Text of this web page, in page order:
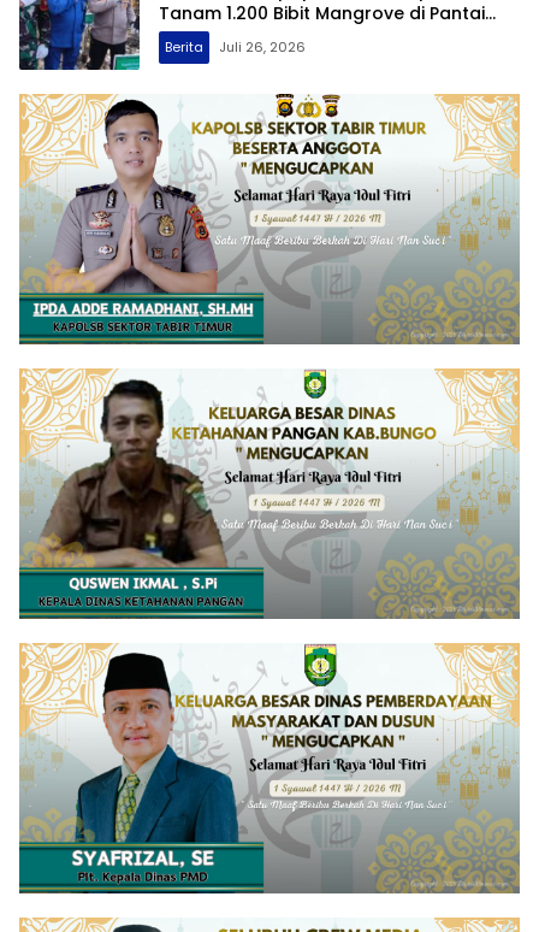
Tanam 1.200 Bibit Mangrove di Pantai
Lamaru
Berita Juli 26, 2026